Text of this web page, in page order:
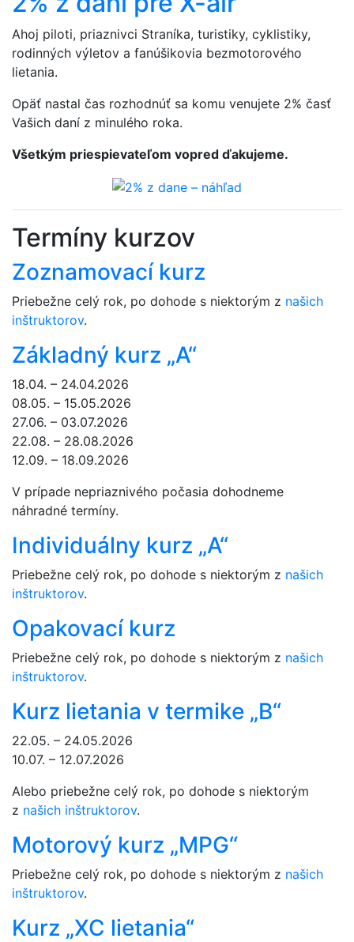
Ahoj piloti, priaznivci Straníka, turistiky, cyklistiky,
rodinných výletov a fanúšikovia bezmotorového
lietania.
Opäť nastal čas rozhodnúť sa komu venujete 2% časť
Vašich daní z minulého roka.
Všetkým priespievateľom vopred ďakujeme.
Termíny kurzov
Zoznamovací kurz
Priebežne celý rok, po dohode s niektorým z našich
inštruktorov.
Základný kurz „A“
18.04. – 24.04.2026
08.05. – 15.05.2026
27.06. – 03.07.2026
22.08. – 28.08.2026
12.09. – 18.09.2026
V prípade nepriaznivého počasia dohodneme
náhradné termíny.
Individuálny kurz „A“
Priebežne celý rok, po dohode s niektorým z našich
inštruktorov.
Opakovací kurz
Priebežne celý rok, po dohode s niektorým z našich
inštruktorov.
Kurz lietania v termike „B“
22.05. – 24.05.2026
10.07. – 12.07.2026
Alebo priebežne celý rok, po dohode s niektorým
z našich inštruktorov.
Motorový kurz „MPG“
Priebežne celý rok, po dohode s niektorým z našich
inštruktorov.
Kurz „XC lietania“